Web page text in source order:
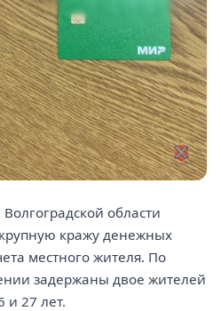
области
кражу денежных
местного жителя. По
задержаны двое жителей
и 27 лет.